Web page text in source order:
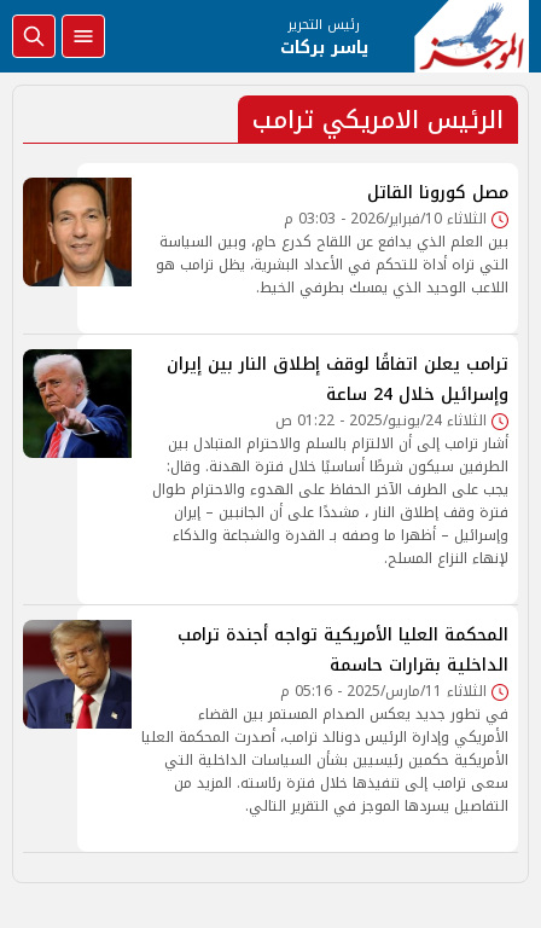
رئيس التحرير
ياسر بركات
الرئيس الامريكي ترامب
مصل كورونا القاتل
الثلاثاء 10/فبراير/2026 - 03:03 م
بين العلم الذي يدافع عن اللقاح كدرع حامٍ، وبين السياسة
التي تراه أداة للتحكم في الأعداد البشرية، يظل ترامب هو
اللاعب الوحيد الذي يمسك بطرفي الخيط.
ترامب يعلن اتفاقًا لوقف إطلاق النار بين إيران
وإسرائيل خلال 24 ساعة
الثلاثاء 24/يونيو/2025 - 01:22 ص
أشار ترامب إلى أن الالتزام بالسلم والاحترام المتبادل بين
الطرفين سيكون شرطًا أساسيًا خلال فترة الهدنة. وقال:
يجب على الطرف الآخر الحفاظ على الهدوء والاحترام طوال
فترة وقف إطلاق النار ، مشددًا على أن الجانبين – إيران
وإسرائيل – أظهرا ما وصفه بـ القدرة والشجاعة والذكاء
لإنهاء النزاع المسلح.
المحكمة العليا الأمريكية تواجه أجندة ترامب
الداخلية بقرارات حاسمة
الثلاثاء 11/مارس/2025 - 05:16 م
في تطور جديد يعكس الصدام المستمر بين القضاء
الأمريكي وإدارة الرئيس دونالد ترامب، أصدرت المحكمة العليا
الأمريكية حكمين رئيسيين بشأن السياسات الداخلية التي
سعى ترامب إلى تنفيذها خلال فترة رئاسته. المزيد من
التفاصيل يسردها الموجز في التقرير التالي.